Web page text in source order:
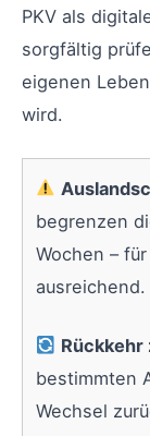
PKV als
sorgfältig
eigenen
wird.
begrenzen
Wochen –
ausreichend.
Rückkehr
bestimmten
Wechsel